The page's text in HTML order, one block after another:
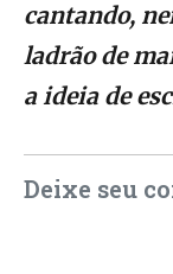
cantando,
ladrão de
a ideia de
Deixe seu